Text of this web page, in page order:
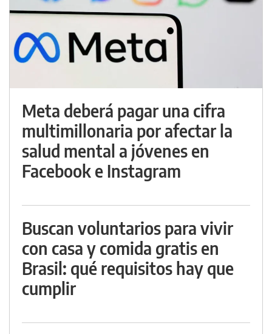
Meta deberá pagar una cifra
multimillonaria por afectar la
salud mental a jóvenes en
Facebook e Instagram
Buscan voluntarios para vivir
con casa y comida gratis en
Brasil: qué requisitos hay que
cumplir